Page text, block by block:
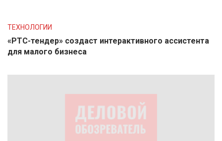
ТЕХНОЛОГИИ
«РТС-тендер» создаст интерактивного ассистента
для малого бизнеса